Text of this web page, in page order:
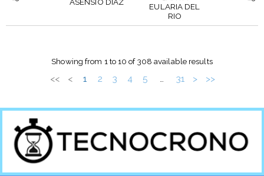
EULARIA DEL
RIO
Showing from 1 to 10 of 308 available results
<< < 1 2 3 4 5 31 > >>